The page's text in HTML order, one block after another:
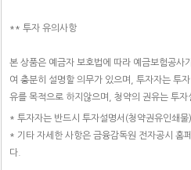
** 투자 유의사항
본 상품은 예금자 보호법에 따라 예금보험공사
여 충분히 설명할 의무가 있으며, 투자자는 투
유를 목적으로 하지않으며, 청약의 권유는 투
* 투자자는 반드시 투자설명서(청약권유인쇄
* 기타 자세한 사항은 금융감독원 전자공시 홈
다.